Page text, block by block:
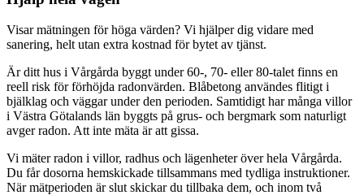
Visar mätningen för höga värden? Vi hjälper dig vidare med
sanering, helt utan extra kostnad för bytet av tjänst.
Är ditt hus i Vårgårda byggt under 60-, 70- eller 80-talet finns en
reell risk för förhöjda radonvärden. Blåbetong användes flitigt i
bjälklag och väggar under den perioden. Samtidigt har många villor
i Västra Götalands län byggts på grus- och bergmark som naturligt
avger radon. Att inte mäta är att gissa.
Vi mäter radon i villor, radhus och lägenheter över hela Vårgårda.
Du får dosorna hemskickade tillsammans med tydliga instruktioner.
När mätperioden är slut skickar du tillbaka dem, och inom två